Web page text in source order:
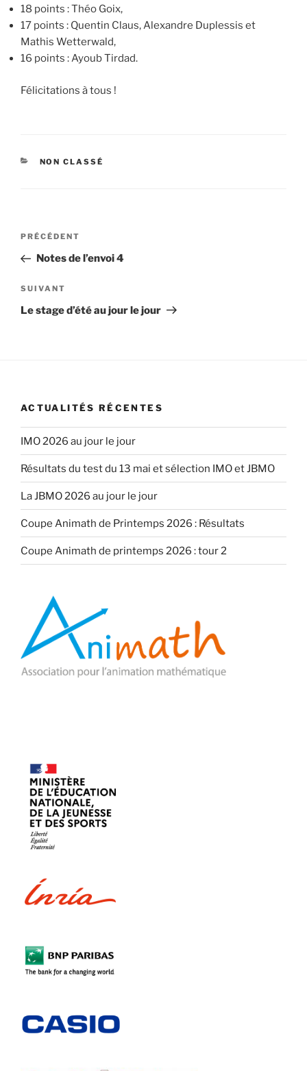
18 points : Théo Goix,
17 points : Quentin Claus, Alexandre Duplessis et
Mathis Wetterwald,
16 points : Ayoub Tirdad.
Félicitations à tous !
CATÉGORIES
NON CLASSÉ
Navigation
l’article
Article
précédent
PRÉCÉDENT
Notes de l’envoi 4
Article
suivant
SUIVANT
Le stage d’été au jour le jour
ACTUALITÉS RÉCENTES
IMO 2026 au jour le jour
Résultats du test du 13 mai et sélection IMO et JBMO
La JBMO 2026 au jour le jour
Coupe Animath de Printemps 2026 : Résultats
Coupe Animath de printemps 2026 : tour 2